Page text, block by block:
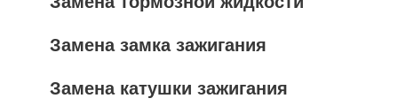
Замена замка зажигания
Замена катушки зажигания